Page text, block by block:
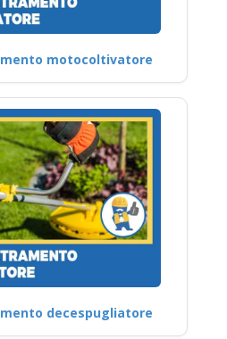
motocoltivatore
decespugliatore